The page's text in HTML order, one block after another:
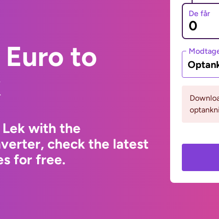
to
with the
check the latest
for free.
De får